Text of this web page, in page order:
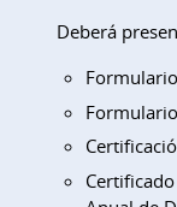
Deberá
Formulario